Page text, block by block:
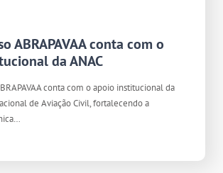
ABRAPAVAA conta com o
da ANAC
conta com o apoio institucional da
de Aviação Civil, fortalecendo a